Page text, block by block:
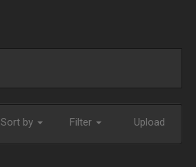
Sort by Filter Upload